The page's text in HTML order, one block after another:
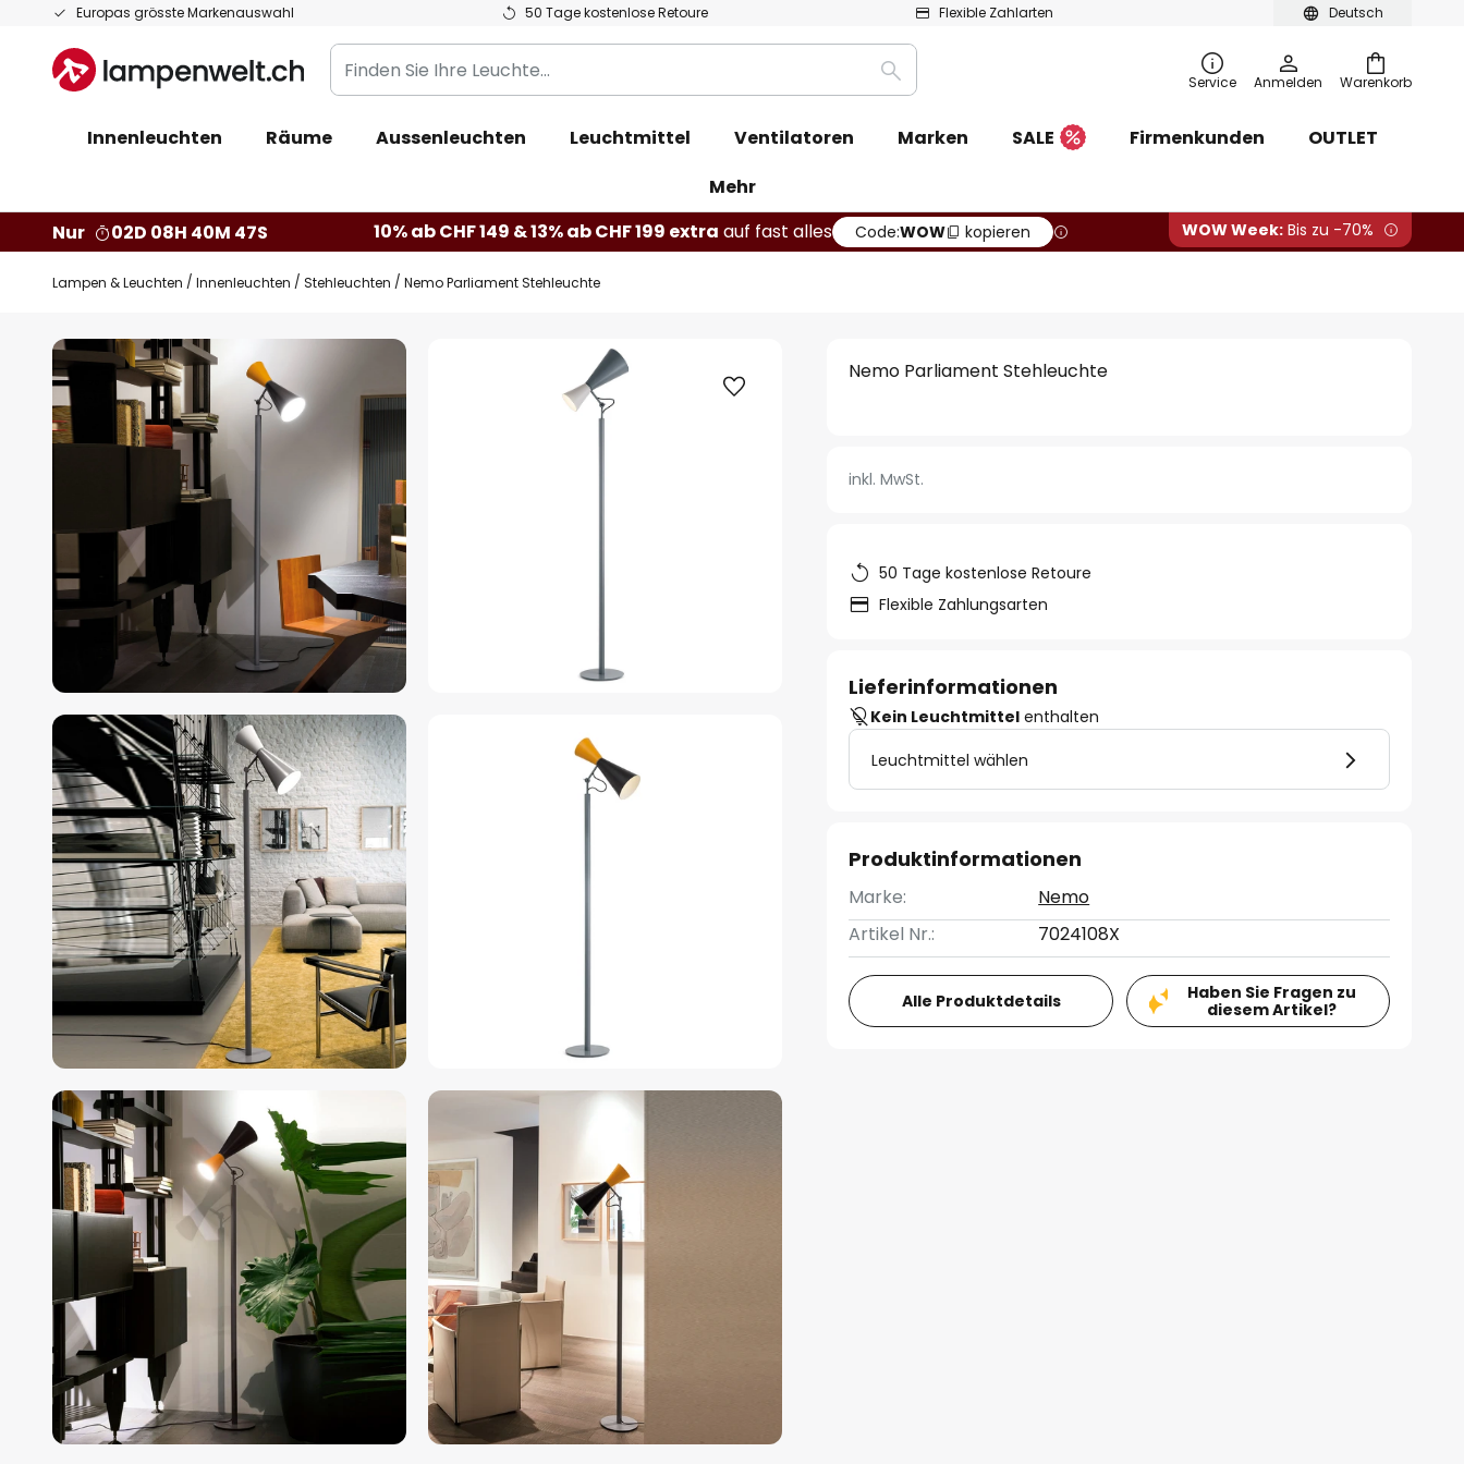
Deutsch
Europas grösste Markenauswahl 50 Tage kostenlose Retoure Flexible Zahlarten
Zum
springen
Warenkorb
Finden
Sie
Leuchte...
Suche Service Anmelden
Innenleuchten Räume Aussenleuchten Leuchtmittel Ventilatoren Marken SALE Firmenkunden
OUTLET
Mehr
Nur
02D 08H 40M 46S 10% ab CHF 149 & 13% ab CHF 199 extra auf fast alles Code:WOW kopieren WOW Week: Bis zu -70%
Lampen & Leuchten Innenleuchten Stehleuchten Nemo Parliament Stehleuchte
Zum
Ende
der
Bildgalerie
Nemo Parliament Stehleuchte
inkl. MwSt.
50 Tage kostenlose Retoure
Flexible Zahlungsarten
Lieferinformationen
Kein Leuchtmittel enthalten
Leuchtmittel wählen
Produktinformationen
Marke:
Nemo
Artikel Nr.:
7024108X
Alle Produktdetails
Haben Sie Fragen zu
diesem Artikel?